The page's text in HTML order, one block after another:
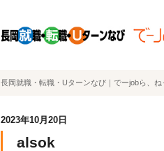
長岡就職・転職・Uターンなび｜でーjobら、ね
2023年10月20日
alsok